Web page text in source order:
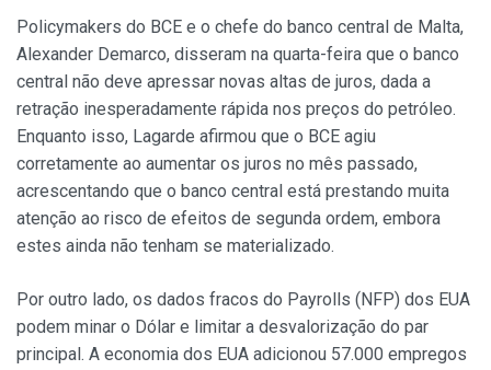
Policymakers do BCE e o chefe do banco central de Malta,
Alexander Demarco, disseram na quarta-feira que o banco
central não deve apressar novas altas de juros, dada a
retração inesperadamente rápida nos preços do petróleo.
Enquanto isso, Lagarde afirmou que o BCE agiu
corretamente ao aumentar os juros no mês passado,
acrescentando que o banco central está prestando muita
atenção ao risco de efeitos de segunda ordem, embora
estes ainda não tenham se materializado.
Por outro lado, os dados fracos do Payrolls (NFP) dos EUA
podem minar o Dólar e limitar a desvalorização do par
principal. A economia dos EUA adicionou 57.000 empregos